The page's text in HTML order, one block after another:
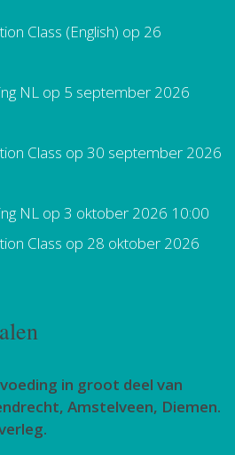
Class (English) op 26
NL op 5 september 2026
Class op 30 september 2026
NL op 3 oktober 2026 10:00
Class op 28 oktober 2026
in groot deel van
Amstelveen, Diemen.